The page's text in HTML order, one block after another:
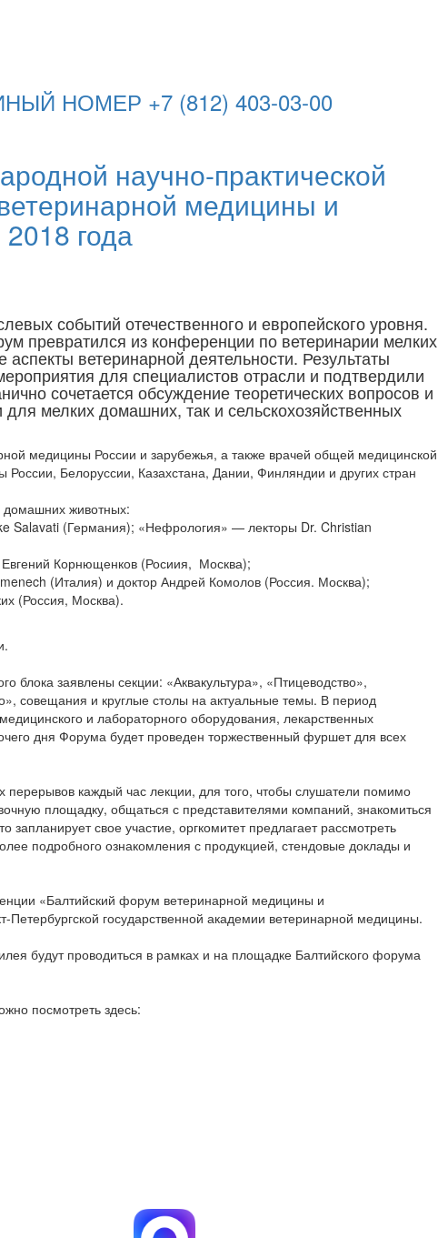
НОМЕР +7 (812) 403-03-00
научно-практической
медицины и
года
событий отечественного и европейского уровня.
превратился из конференции по ветеринарии мелких
ветеринарной деятельности. Результаты
для специалистов отрасли и подтвердили
сочетается обсуждение теоретических вопросов и
мелких домашних, так и сельскохозяйственных
медицины России и зарубежья, а также врачей общей медицинской
Белоруссии, Казахстана, Дании, Финляндии и других стран
домашних животных:
Salavati (Германия); «Нефрология» — лекторы Dr. Christian
Корнющенков (Росиия, Москва);
(Италия) и доктор Андрей Комолов (Россия. Москва);
(Россия, Москва).
блока заявлены секции: «Аквакультура», «Птицеводство»,
совещания и круглые столы на актуальные темы. В период
и лабораторного оборудования, лекарственных
дня Форума будет проведен торжественный фуршет для всех
каждый час лекции, для того, чтобы слушатели помимо
площадку, общаться с представителями компаний, знакомиться
свое участие, оргкомитет предлагает рассмотреть
подробного ознакомления с продукцией, стендовые доклады и
«Балтийский форум ветеринарной медицины и
государственной академии ветеринарной медицины.
будут проводиться в рамках и на площадке Балтийского форума
посмотреть здесь: